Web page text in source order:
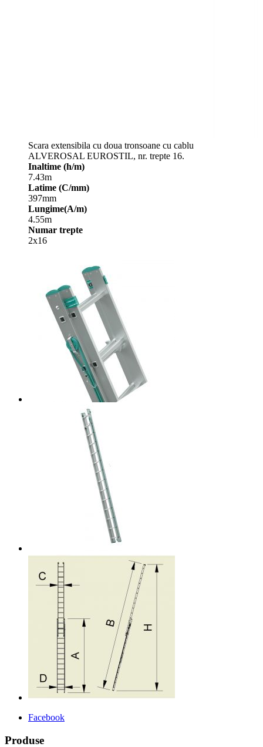
Scara extensibila cu doua tronsoane cu cablu
ALVEROSAL EUROSTIL, nr. trepte 16.
Inaltime (h/m)
7.43m
Latime (C/mm)
397mm
Lungime(A/m)
4.55m
Numar trepte
2x16
Facebook
Produse